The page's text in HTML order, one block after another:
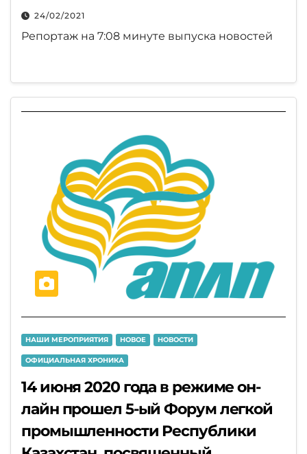
24/02/2021
Репортаж на 7:08 минуте выпуска новостей
НАШИ МЕРОПРИЯТИЯ НОВОЕ НОВОСТИ
ОФИЦИАЛЬНАЯ ХРОНИКА
14 июня 2020 года в режиме он-
лайн прошел 5-ый Форум легкой
промышленности Республики